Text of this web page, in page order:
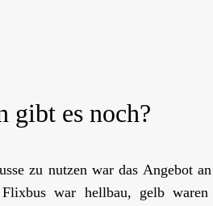
gibt es noch?
zu nutzen war das Angebot
war hellbau, gelb